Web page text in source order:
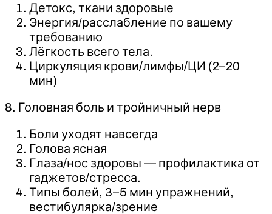
Детокс, ткани здоровые
Энергия/расслабление по вашему
требованию
Лёгкость всего тела.
Циркуляция крови/лимфы/ЦИ (2–20
мин)
8. Головная боль и тройничный нерв
Боли уходят навсегда
Голова ясная
Глаза/нос здоровы — профилактика от
гаджетов/стресса.
Типы болей, 3–5 мин упражнений,
вестибулярка/зрение